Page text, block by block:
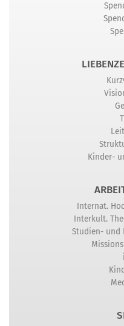
Kinder-
Internat.
Interkult.
Studien- und